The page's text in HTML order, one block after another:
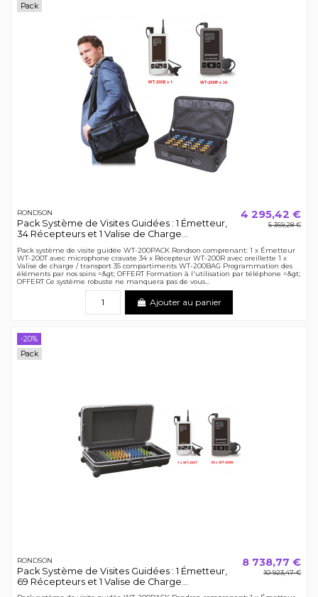
Pack
RONDSON
Pack Système de Visites Guidées : 1 Émetteur,
34 Récepteurs et 1 Valise de Charge...
4 295,42 €
5 369,28 €
Pack système de visite guidée WT-200PACK Rondson comprenant: 1 x Émetteur
WT-200T avec microphone cravate 34 x Récepteur WT-200R avec oreillette 1 x
Valise de charge / transport 35 compartiments WT-200BAG Programmation des
éléments par nos soins =&gt; OFFERT Formation à l'utilisation par téléphone =&gt;
OFFERT Ce système robuste ne manquera pas de vous...
Ajouter au panier
-20%
Pack
RONDSON
Pack Système de Visites Guidées : 1 Émetteur,
69 Récepteurs et 1 Valise de Charge...
8 738,77 €
10 923,47 €